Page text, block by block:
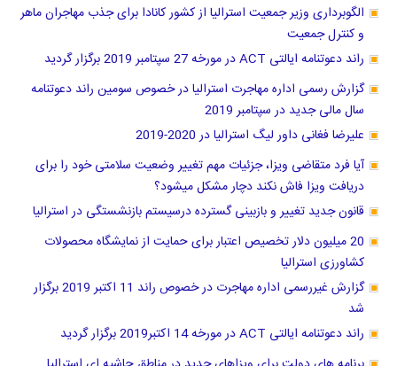
الگوبرداری وزیر جمعیت استرالیا از کشور کانادا برای جذب مهاجران ماهر
و کنترل جمعیت
راند دعوتنامه ایالتی ACT در مورخه 27 سپتامبر 2019 برگزار گردید
گزارش رسمی اداره مهاجرت استرالیا در خصوص سومین راند دعوتنامه
سال مالی جدید در سپتامبر 2019
علیرضا فغانی داور لیگ استرالیا در 2020-2019
آیا فرد متقاضی ویزا، جزئیات مهم تغییر وضعیت سلامتی خود را برای
دریافت ویزا فاش نکند دچار مشکل میشود؟
قانون جدید تغییر و بازبینی گسترده درسیستم بازنشستگی در استرالیا
20 میلیون دلار تخصیص اعتبار برای حمایت از نمایشگاه محصولات
کشاورزی استرالیا
گزارش غیررسمی اداره مهاجرت در خصوص راند 11 اکتبر 2019 برگزار
شد
راند دعوتنامه ایالتی ACT در مورخه 14 اکتبر2019 برگزار گردید